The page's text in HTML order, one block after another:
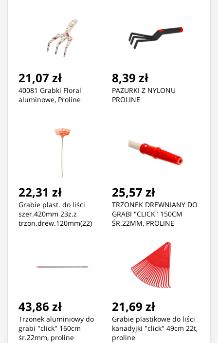
21,07 zł
40081 Grabki Floral
aluminowe, Proline
8,39 zł
PAZURKI Z NYLONU
PROLINE
22,31 zł
Grabie plast. do liści
szer.420mm 23z.z
trzon.drew.120mm(22)
25,57 zł
TRZONEK DREWNIANY DO
GRABI "CLICK" 150CM
ŚR.22MM, PROLINE
43,86 zł
Trzonek aluminiowy do
grabi "click" 160cm
śr.22mm, proline
21,69 zł
Grabie plastikowe do liści
kanadyjki "click" 49cm 22t,
proline